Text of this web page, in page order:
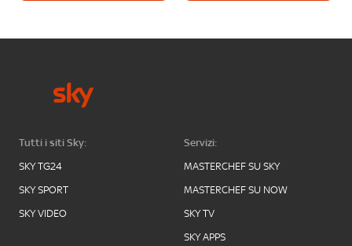
Tutti i siti Sky:
SKY TG24
SKY SPORT
SKY VIDEO
Servizi:
MASTERCHEF SU SKY
MASTERCHEF SU NOW
SKY TV
SKY APPS